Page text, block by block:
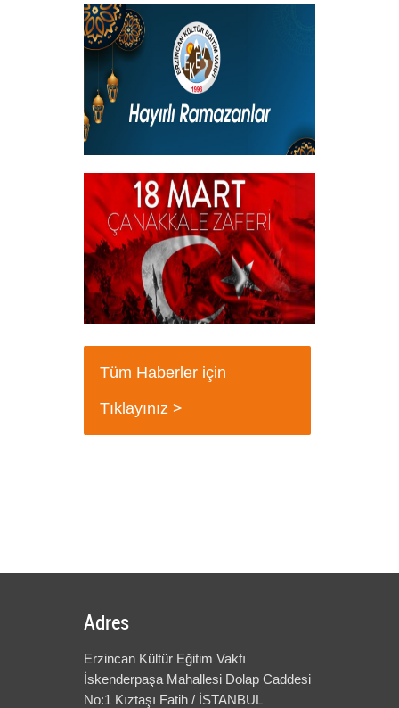
Kadir Gecemiz Mübarek Olsun
+
Hayırlı Ramazanlar
+
18 Mart Çanakkale Şehitleri Mesajı
+
Tüm Haberler için
Tıklayınız >
Adres
Erzincan Kültür Eğitim Vakfı
İskenderpaşa Mahallesi Dolap Caddesi
No:1 Kıztaşı Fatih / İSTANBUL